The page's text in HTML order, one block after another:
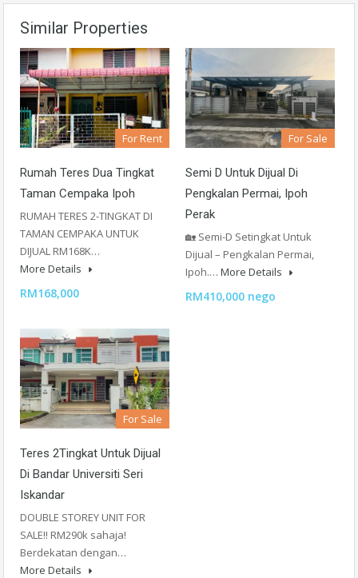
Similar Properties
For Rent
Rumah Teres Dua Tingkat
Taman Cempaka Ipoh
RUMAH TERES 2-TINGKAT DI
TAMAN CEMPAKA UNTUK
DIJUAL RM168K…
More Details
RM168,000
For Sale
Semi D Untuk Dijual Di
Pengkalan Permai, Ipoh
Perak
🏡 Semi-D Setingkat Untuk
Dijual – Pengkalan Permai,
Ipoh.… More Details
RM410,000 nego
For Sale
Teres 2Tingkat Untuk Dijual
Di Bandar Universiti Seri
Iskandar
DOUBLE STOREY UNIT FOR
SALE!! RM290k sahaja!
Berdekatan dengan…
More Details